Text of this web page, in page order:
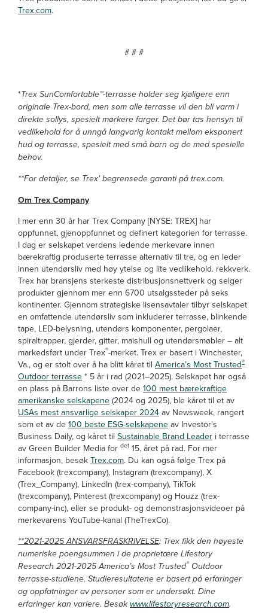
Trex.com.
# # #
*Trex SunComfortable™-terrasse holder seg kjøligere enn
originale Trex-bord, men som alle terrasse vil den bli varm i
direkte sollys, spesielt mørkere farger. Det bør tas hensyn til
vedlikehold for å unngå langvarig kontakt mellom eksponert
hud og terrasse, spesielt med små barn og de med spesielle
behov.
**For detaljer, se Trex' begrensede garanti på trex.com.
Om Trex Company
I mer enn 30 år har Trex Company [NYSE: TREX] har
oppfunnet, gjenoppfunnet og definert kategorien for terrasse.
I dag er selskapet verdens ledende merkevare innen
bærekraftig produserte terrasse alternativ til tre, og en leder
innen utendørsliv med høy ytelse og lite vedlikehold. rekkverk.
Trex har bransjens sterkeste distribusjonsnettverk og selger
produkter gjennom mer enn 6700 utsalgssteder på seks
kontinenter. Gjennom strategiske lisensavtaler tilbyr selskapet
en omfattende utendørsliv som inkluderer terrasse, blinkende
tape, LED-belysning, utendørs komponenter, pergolaer,
spiraltrapper, gjerder, gitter, maishull og utendørsmøbler – alt
markedsført under Trex®-merket. Trex er basert i Winchester,
Va., og er stolt over å ha blitt kåret til America’s Most Trusted®
Outdoor terrasse * 5 år i rad (2021–2025). Selskapet har også
en plass på Barrons liste over de 100 mest bærekraftige
amerikanske selskapene (2024 og 2025), ble kåret til et av
USAs mest ansvarlige selskaper 2024 av Newsweek, rangert
som et av de 100 beste ESG-selskapene av Investor's
Business Daily, og kåret til Sustainable Brand Leader i terrasse
av Green Builder Media for det 15. året på rad. For mer
informasjon, besøk Trex.com. Du kan også følge Trex på
Facebook (trexcompany), Instagram (trexcompany), X
(Trex_Company), LinkedIn (trex-company), TikTok
(trexcompany), Pinterest (trexcompany) og Houzz (trex-
company-inc), eller se produkt- og demonstrasjonsvideoer på
merkevarens YouTube-kanal (TheTrexCo).
**2021-2025 ANSVARSFRASKRIVELSE: Trex fikk den høyeste
numeriske poengsummen i de proprietære Lifestory
Research 2021-2025 America’s Most Trusted®Outdoor
terrasse-studiene. Studieresultatene er basert på erfaringer
og oppfatninger av personer som er undersøkt. Dine
erfaringer kan variere. Besøkwww.lifestoryresearch.com.